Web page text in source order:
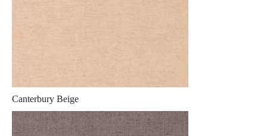
Canterbury Beige